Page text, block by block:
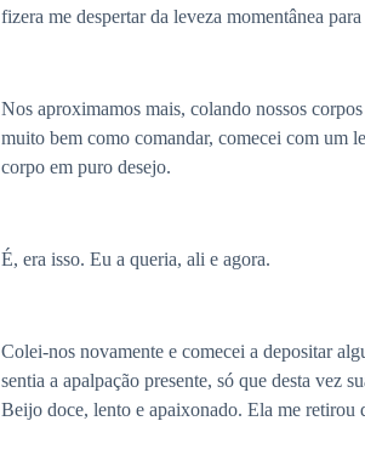
fizera me despertar da leveza momentânea
Nos aproximamos mais, colando nossos
muito bem como comandar, comecei com um
corpo em puro desejo.
É, era isso. Eu a queria, ali e agora.
Colei-nos novamente e comecei a depositar
sentia a apalpação presente, só que desta vez
Beijo doce, lento e apaixonado. Ela me retirou